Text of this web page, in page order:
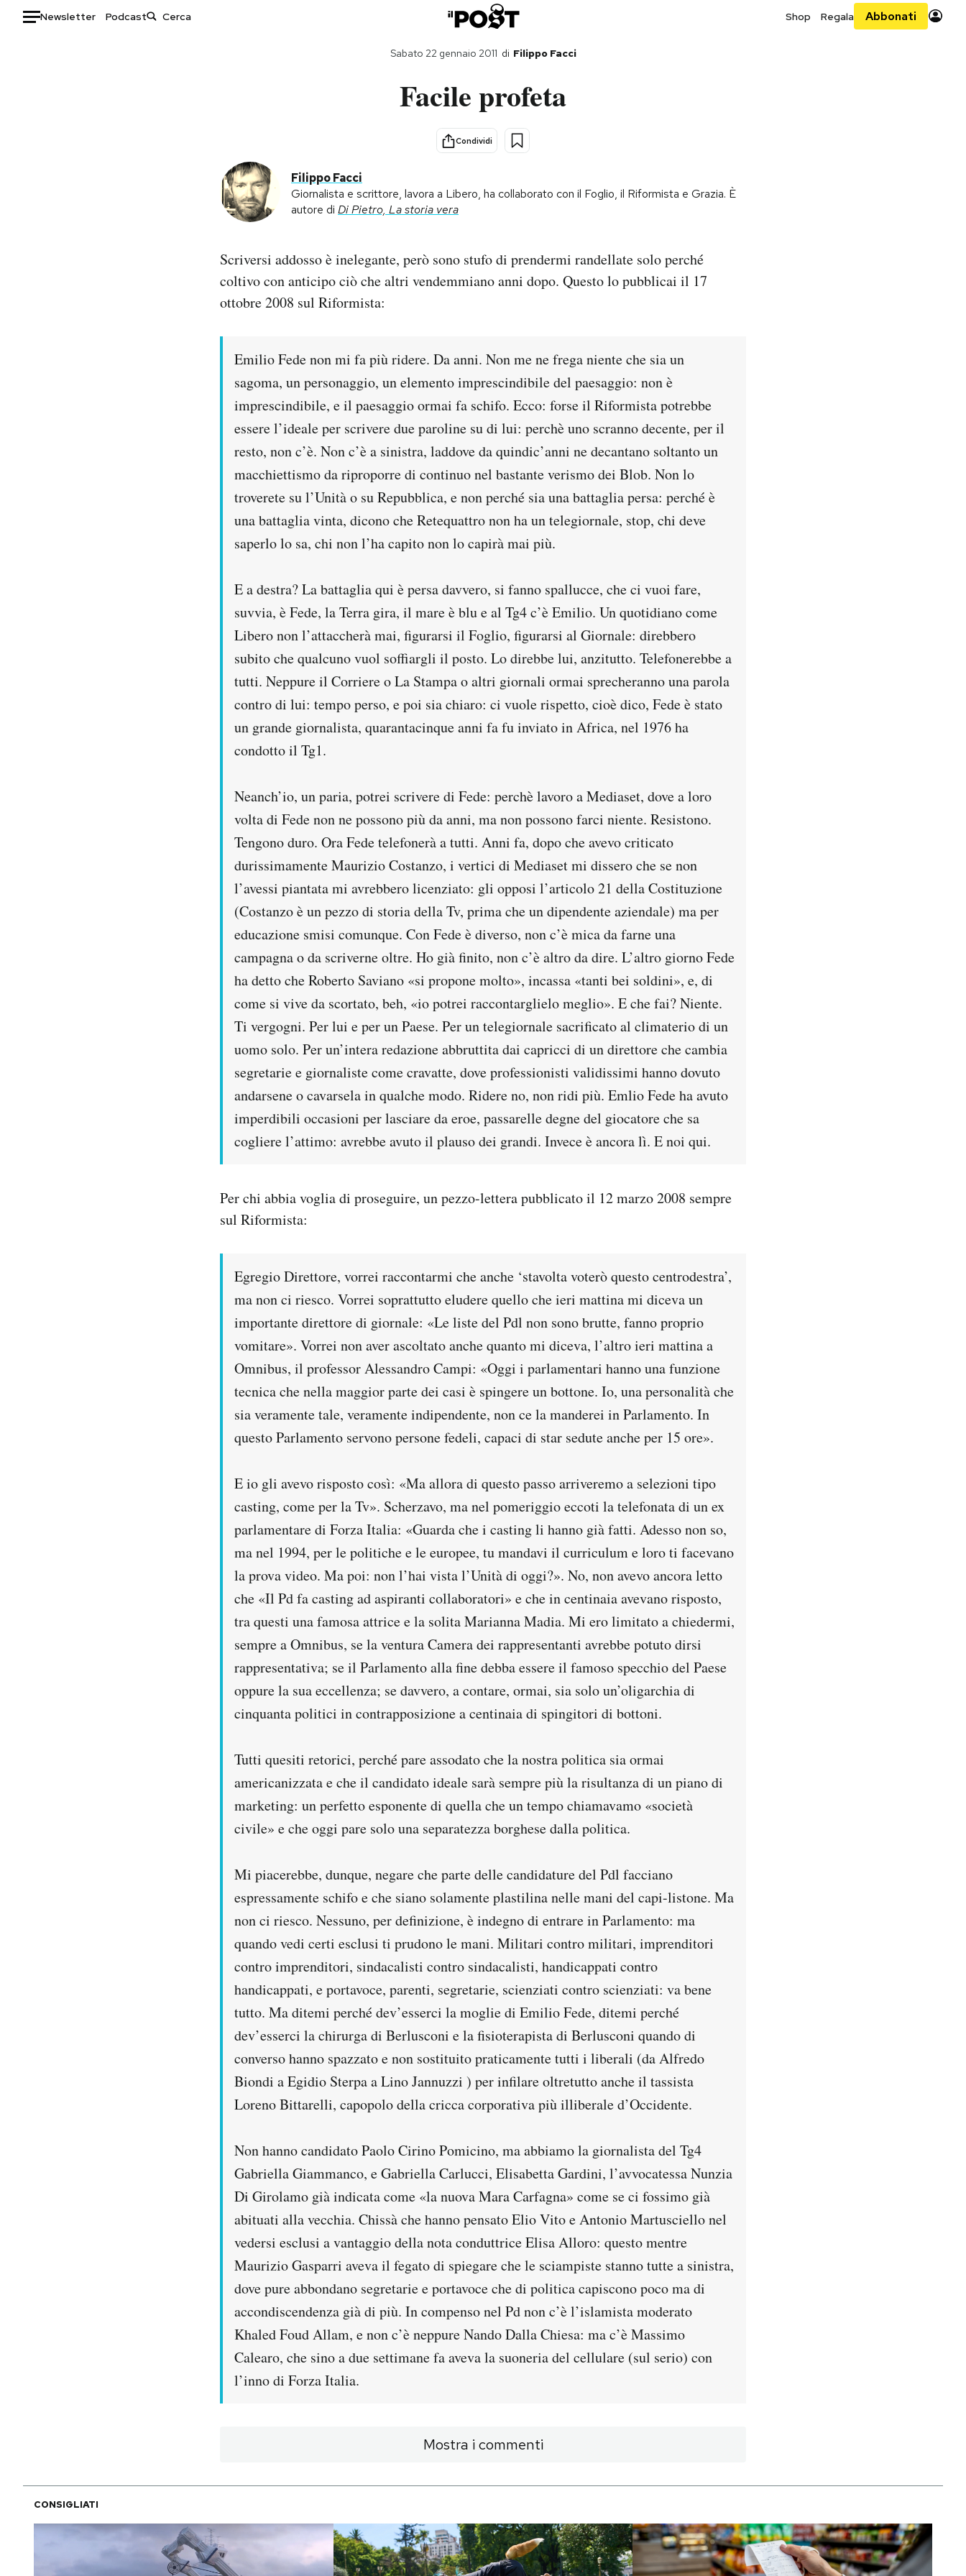
Newsletter Podcast Shop Regala Abbonati
Storie/Idee
Ok Boomer!
Altrecose
Mondiali calcio 2026
di Filippo Facci
Sabato 22 gennaio 2011
Facile profeta
Condividi
Filippo Facci
Giornalista e scrittore, lavora a Libero, ha collaborato con il Foglio, il Riformista e Grazia. È
autore di Di Pietro, La storia vera
Scriversi addosso è inelegante, però sono stufo di prendermi randellate solo perché
coltivo con anticipo ciò che altri vendemmiano anni dopo. Questo lo pubblicai il 17
ottobre 2008 sul Riformista:
Emilio Fede non mi fa più ridere. Da anni. Non me ne frega niente che sia un
sagoma, un personaggio, un elemento imprescindibile del paesaggio: non è
imprescindibile, e il paesaggio ormai fa schifo. Ecco: forse il Riformista potrebbe
essere l’ideale per scrivere due paroline su di lui: perchè uno scranno decente, per il
resto, non c’è. Non c’è a sinistra, laddove da quindic’anni ne decantano soltanto un
macchiettismo da riproporre di continuo nel bastante verismo dei Blob. Non lo
troverete su l’Unità o su Repubblica, e non perché sia una battaglia persa: perché è
una battaglia vinta, dicono che Retequattro non ha un telegiornale, stop, chi deve
saperlo lo sa, chi non l’ha capito non lo capirà mai più.
E a destra? La battaglia qui è persa davvero, si fanno spallucce, che ci vuoi fare,
suvvia, è Fede, la Terra gira, il mare è blu e al Tg4 c’è Emilio. Un quotidiano come
Libero non l’attaccherà mai, figurarsi il Foglio, figurarsi al Giornale: direbbero
subito che qualcuno vuol soffiargli il posto. Lo direbbe lui, anzitutto. Telefonerebbe a
tutti. Neppure il Corriere o La Stampa o altri giornali ormai sprecheranno una parola
contro di lui: tempo perso, e poi sia chiaro: ci vuole rispetto, cioè dico, Fede è stato
un grande giornalista, quarantacinque anni fa fu inviato in Africa, nel 1976 ha
condotto il Tg1.
Neanch’io, un paria, potrei scrivere di Fede: perchè lavoro a Mediaset, dove a loro
volta di Fede non ne possono più da anni, ma non possono farci niente. Resistono.
Tengono duro. Ora Fede telefonerà a tutti. Anni fa, dopo che avevo criticato
durissimamente Maurizio Costanzo, i vertici di Mediaset mi dissero che se non
l’avessi piantata mi avrebbero licenziato: gli opposi l’articolo 21 della Costituzione
(Costanzo è un pezzo di storia della Tv, prima che un dipendente aziendale) ma per
educazione smisi comunque. Con Fede è diverso, non c’è mica da farne una
campagna o da scriverne oltre. Ho già finito, non c’è altro da dire. L’altro giorno Fede
ha detto che Roberto Saviano «si propone molto», incassa «tanti bei soldini», e, di
come si vive da scortato, beh, «io potrei raccontarglielo meglio». E che fai? Niente.
Ti vergogni. Per lui e per un Paese. Per un telegiornale sacrificato al climaterio di un
uomo solo. Per un’intera redazione abbruttita dai capricci di un direttore che cambia
segretarie e giornaliste come cravatte, dove professionisti validissimi hanno dovuto
andarsene o cavarsela in qualche modo. Ridere no, non ridi più. Emlio Fede ha avuto
imperdibili occasioni per lasciare da eroe, passarelle degne del giocatore che sa
cogliere l’attimo: avrebbe avuto il plauso dei grandi. Invece è ancora lì. E noi qui.
Per chi abbia voglia di proseguire, un pezzo-lettera pubblicato il 12 marzo 2008 sempre
sul Riformista:
Egregio Direttore, vorrei raccontarmi che anche ‘stavolta voterò questo centrodestra’,
ma non ci riesco. Vorrei soprattutto eludere quello che ieri mattina mi diceva un
importante direttore di giornale: «Le liste del Pdl non sono brutte, fanno proprio
vomitare». Vorrei non aver ascoltato anche quanto mi diceva, l’altro ieri mattina a
Omnibus, il professor Alessandro Campi: «Oggi i parlamentari hanno una funzione
tecnica che nella maggior parte dei casi è spingere un bottone. Io, una personalità che
sia veramente tale, veramente indipendente, non ce la manderei in Parlamento. In
questo Parlamento servono persone fedeli, capaci di star sedute anche per 15 ore».
E io gli avevo risposto così: «Ma allora di questo passo arriveremo a selezioni tipo
casting, come per la Tv». Scherzavo, ma nel pomeriggio eccoti la telefonata di un ex
parlamentare di Forza Italia: «Guarda che i casting li hanno già fatti. Adesso non so,
ma nel 1994, per le politiche e le europee, tu mandavi il curriculum e loro ti facevano
la prova video. Ma poi: non l’hai vista l’Unità di oggi?». No, non avevo ancora letto
che «Il Pd fa casting ad aspiranti collaboratori» e che in centinaia avevano risposto,
tra questi una famosa attrice e la solita Marianna Madia. Mi ero limitato a chiedermi,
sempre a Omnibus, se la ventura Camera dei rappresentanti avrebbe potuto dirsi
rappresentativa; se il Parlamento alla fine debba essere il famoso specchio del Paese
oppure la sua eccellenza; se davvero, a contare, ormai, sia solo un’oligarchia di
cinquanta politici in contrapposizione a centinaia di spingitori di bottoni.
Tutti quesiti retorici, perché pare assodato che la nostra politica sia ormai
americanizzata e che il candidato ideale sarà sempre più la risultanza di un piano di
marketing: un perfetto esponente di quella che un tempo chiamavamo «società
civile» e che oggi pare solo una separatezza borghese dalla politica.
Mi piacerebbe, dunque, negare che parte delle candidature del Pdl facciano
espressamente schifo e che siano solamente plastilina nelle mani del capi-listone. Ma
non ci riesco. Nessuno, per definizione, è indegno di entrare in Parlamento: ma
quando vedi certi esclusi ti prudono le mani. Militari contro militari, imprenditori
contro imprenditori, sindacalisti contro sindacalisti, handicappati contro
handicappati, e portavoce, parenti, segretarie, scienziati contro scienziati: va bene
tutto. Ma ditemi perché dev’esserci la moglie di Emilio Fede, ditemi perché
dev’esserci la chirurga di Berlusconi e la fisioterapista di Berlusconi quando di
converso hanno spazzato e non sostituito praticamente tutti i liberali (da Alfredo
Biondi a Egidio Sterpa a Lino Jannuzzi ) per infilare oltretutto anche il tassista
Loreno Bittarelli, capopolo della cricca corporativa più illiberale d’Occidente.
Non hanno candidato Paolo Cirino Pomicino, ma abbiamo la giornalista del Tg4
Gabriella Giammanco, e Gabriella Carlucci, Elisabetta Gardini, l’avvocatessa Nunzia
Di Girolamo già indicata come «la nuova Mara Carfagna» come se ci fossimo già
abituati alla vecchia. Chissà che hanno pensato Elio Vito e Antonio Martusciello nel
vedersi esclusi a vantaggio della nota conduttrice Elisa Alloro: questo mentre
Maurizio Gasparri aveva il fegato di spiegare che le sciampiste stanno tutte a sinistra,
dove pure abbondano segretarie e portavoce che di politica capiscono poco ma di
accondiscendenza già di più. In compenso nel Pd non c’è l’islamista moderato
Khaled Foud Allam, e non c’è neppure Nando Dalla Chiesa: ma c’è Massimo
Calearo, che sino a due settimane fa aveva la suoneria del cellulare (sul serio) con
l’inno di Forza Italia.
Mostra i commenti
CONSIGLIATI